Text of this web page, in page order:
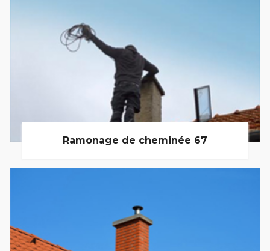
Ramonage de cheminée 67